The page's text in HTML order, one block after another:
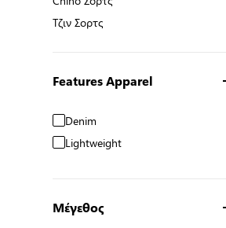
Chino Σορτς
Τζιν Σορτς
Τζιν Σορτς
Features Apparel
Denim
Lightweight
Μέγεθος